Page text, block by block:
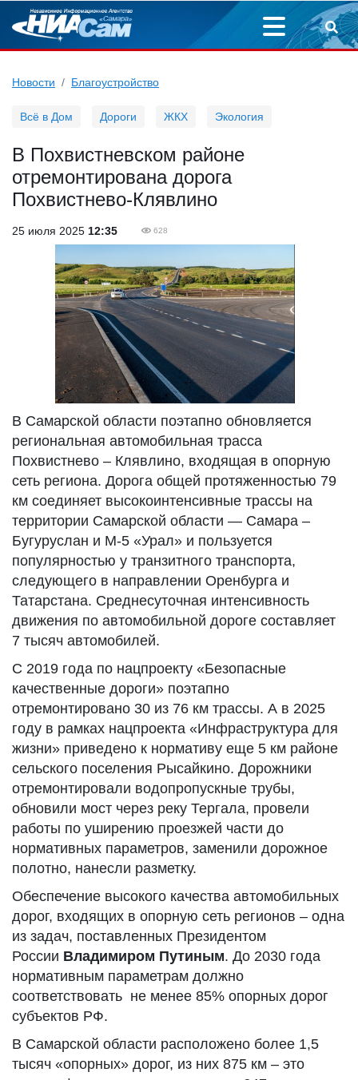
Новости Благоустройство
Всё в Дом Дороги ЖКХ Экология
В Похвистневском районе
отремонтирована дорога
Похвистнево-Клявлино
25 июля 2025 12:35 628
В Самарской области поэтапно обновляется
региональная автомобильная трасса
Похвистнево – Клявлино, входящая в опорную
сеть региона. Дорога общей протяженностью 79
км соединяет высокоинтенсивные трассы на
территории Самарской области — Самара –
Бугуруслан и М-5 «Урал» и пользуется
популярностью у транзитного транспорта,
следующего в направлении Оренбурга и
Татарстана. Среднесуточная интенсивность
движения по автомобильной дороге составляет
7 тысяч автомобилей.
С 2019 года по нацпроекту «Безопасные
качественные дороги» поэтапно
отремонтировано 30 из 76 км трассы. А в 2025
году в рамках нацпроекта «Инфраструктура для
жизни» приведено к нормативу еще 5 км районе
сельского поселения Рысайкино. Дорожники
отремонтировали водопропускные трубы,
обновили мост через реку Тергала, провели
работы по уширению проезжей части до
нормативных параметров, заменили дорожное
полотно, нанесли разметку.
Обеспечение высокого качества автомобильных
дорог, входящих в опорную сеть регионов – одна
из задач, поставленных Президентом
России Владимиром Путиным. До 2030 года
нормативным параметрам должно
соответствовать не менее 85% опорных дорог
субъектов РФ.
В Самарской области расположено более 1,5
тысяч «опорных» дорог, из них 875 км – это